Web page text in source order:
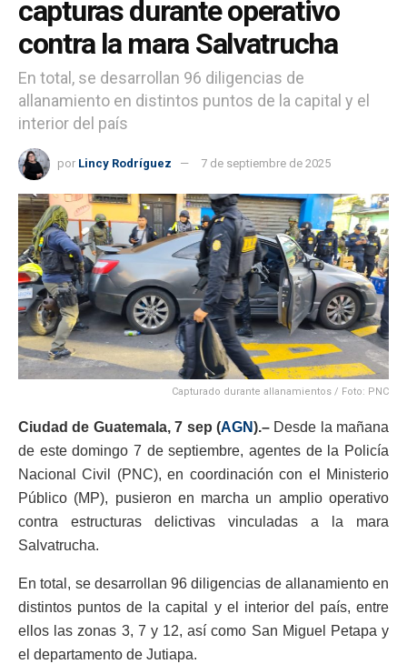
capturas durante operativo
contra la mara Salvatrucha
En total, se desarrollan 96 diligencias de
allanamiento en distintos puntos de la capital y el
interior del país
por Lincy Rodríguez 7 de septiembre de 2025
Capturado durante allanamientos / Foto: PNC
Ciudad de Guatemala, 7 sep (AGN).– Desde la mañana
de este domingo 7 de septiembre, agentes de la Policía
Nacional Civil (PNC), en coordinación con el Ministerio
Público (MP), pusieron en marcha un amplio operativo
contra estructuras delictivas vinculadas a la mara
Salvatrucha.
En total, se desarrollan 96 diligencias de allanamiento en
distintos puntos de la capital y el interior del país, entre
ellos las zonas 3, 7 y 12, así como San Miguel Petapa y
el departamento de Jutiapa.